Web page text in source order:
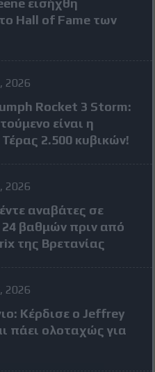
εισήχθη
Hall of Fame των
2026
Rocket 3 Storm:
είναι η
2.500 κυβικών!
2026
αναβάτες σε
βαθμών πριν από
της Βρετανίας
2026
Κέρδισε ο Jeffrey
πάει ολοταχώς για